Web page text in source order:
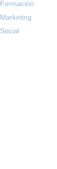
Formación
Marketing
Social